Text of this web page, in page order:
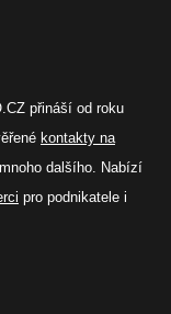
přináší od roku
kontakty na
dalšího. Nabízí
pro podnikatele i